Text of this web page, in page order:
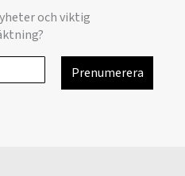
och viktig